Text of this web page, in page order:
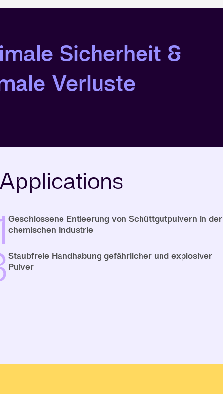
Sicherheit &
Verluste
Geschlossene Entleerung von Schüttgutpulvern in der
chemischen Industrie
Staubfreie Handhabung gefährlicher und explosiver
Pulver